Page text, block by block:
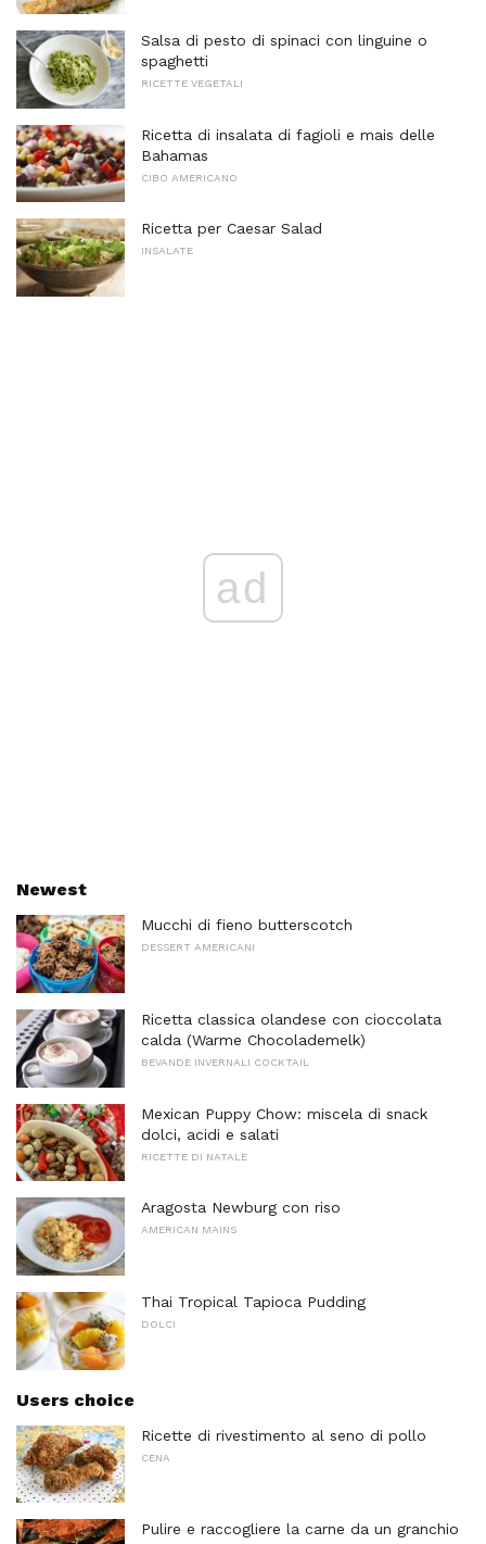
Salsa di pesto di spinaci con linguine o
spaghetti
RICETTE VEGETALI
Ricetta di insalata di fagioli e mais delle
Bahamas
CIBO AMERICANO
Ricetta per Caesar Salad
INSALATE
ad
Newest
Mucchi di fieno butterscotch
DESSERT AMERICANI
Ricetta classica olandese con cioccolata
calda (Warme Chocolademelk)
BEVANDE INVERNALI COCKTAIL
Mexican Puppy Chow: miscela di snack
dolci, acidi e salati
RICETTE DI NATALE
Aragosta Newburg con riso
AMERICAN MAINS
Thai Tropical Tapioca Pudding
DOLCI
Users choice
Ricette di rivestimento al seno di pollo
CENA
Pulire e raccogliere la carne da un granchio